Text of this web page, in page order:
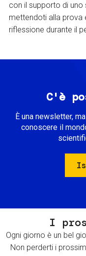
con il supporto di
mettendoti alla prova
riflessione durante il
C'è
È una newsletter,
conoscere il
I
Ogni giorno è un bel
Non perderti i